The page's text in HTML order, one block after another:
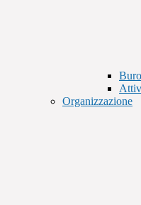
Organizzazione